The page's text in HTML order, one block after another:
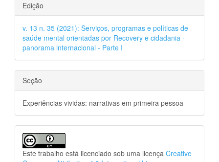
Edição
v. 13 n. 35 (2021): Serviços, programas e políticas de
saúde mental orientadas por Recovery e cidadania -
panorama internacional - Parte I
Seção
Experiências vividas: narrativas em primeira pessoa
Este trabalho está licenciado sob uma licença Creative